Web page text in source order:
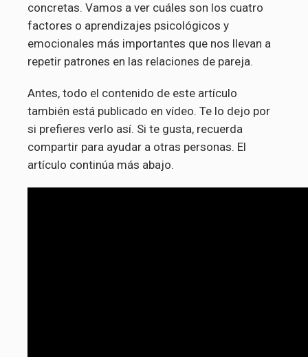
concretas. Vamos a ver cuáles son los cuatro
factores o aprendizajes psicológicos y
emocionales más importantes que nos llevan a
repetir patrones en las relaciones de pareja.
Antes, todo el contenido de este artículo
también está publicado en vídeo. Te lo dejo por
si prefieres verlo así. Si te gusta, recuerda
compartir para ayudar a otras personas. El
artículo continúa más abajo.